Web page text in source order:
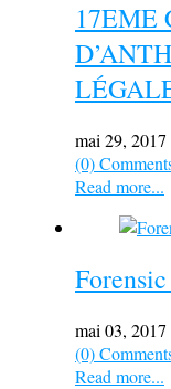
17EME
mai 29, 2017
(0)
Read more...
mai 03, 2017
(0)
Read more...